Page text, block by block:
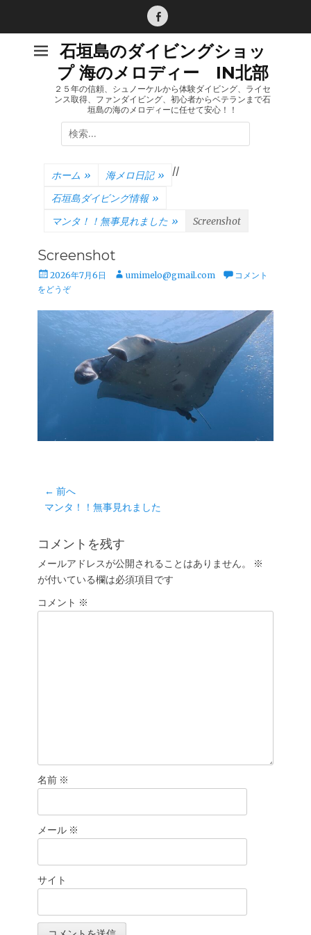
Facebook
石垣島のダイビングショッ
プ 海のメロディー IN北部
２５年の信頼、シュノーケルから体験ダイビング、ライセ
ンス取得、ファンダイビング、初心者からベテランまで石
垣島の海のメロディーに任せて安心！！
検
索:
ホーム » 海メロ日記 » /
石垣島ダイビング情報 »
/
マンタ！！無事見れました » Screenshot
Screenshot
投
稿
2026年7月6日
投 umimelo@gmail.com
コメント
をどうぞ
投
稿
ビ
ゲ
ー
シ
← 前へ
前
投
マンタ！！無事見れました
コメントを残す
メールアドレスが公開されることはありません。
※
が付いている欄は必須項目です
コメント ※
名前 ※
メール ※
サイト